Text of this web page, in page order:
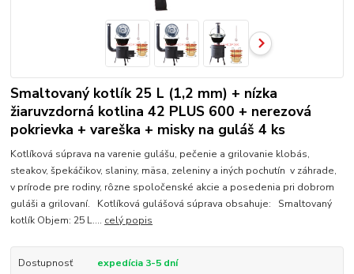
Smaltovaný kotlík 25 L (1,2 mm) + nízka
žiaruvzdorná kotlina 42 PLUS 600 + nerezová
pokrievka + vareška + misky na guláš 4 ks
Kotlíková súprava na varenie gulášu, pečenie a grilovanie klobás,
steakov, špekáčikov, slaniny, mäsa, zeleniny a iných pochutín v záhrade,
v prírode pre rodiny, rôzne spoločenské akcie a posedenia pri dobrom
guláši a grilovaní. Kotlíková gulášová súprava obsahuje: Smaltovaný
kotlík Objem: 25 L.... celý popis
Dostupnosť expedícia 3-5 dní